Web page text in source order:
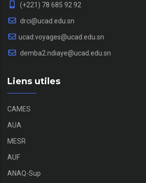
(+221) 78 685 92 92
drci@ucad.edu.sn
ucad.voyages@ucad.edu.sn
demba2.ndiaye@ucad.edu.sn
Liens utiles
CAMES
AUA
MESR
AUF
ANAQ-Sup